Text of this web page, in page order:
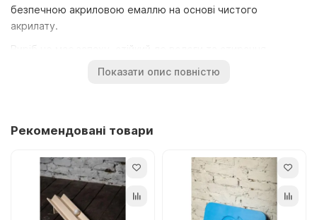
безпечною акриловою емаллю на основі чистого
акрилату.
Виріб не має запаху, стійкий до вологи та стирання.
Колір та малюнок виробу на фото може незначно
Показати опис повністю
Рекомендовані товари